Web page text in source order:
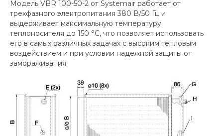
Модель VBR 100-50-2 от Systemair работает от
трехфазного электропитания 380 В/50 Гц и
выдерживает максимальную температуру
теплоносителя до 150 °C, что позволяет использовать
его в самых различных задачах с высоким тепловым
воздействием и при условии надежной защиты от
замораживания.